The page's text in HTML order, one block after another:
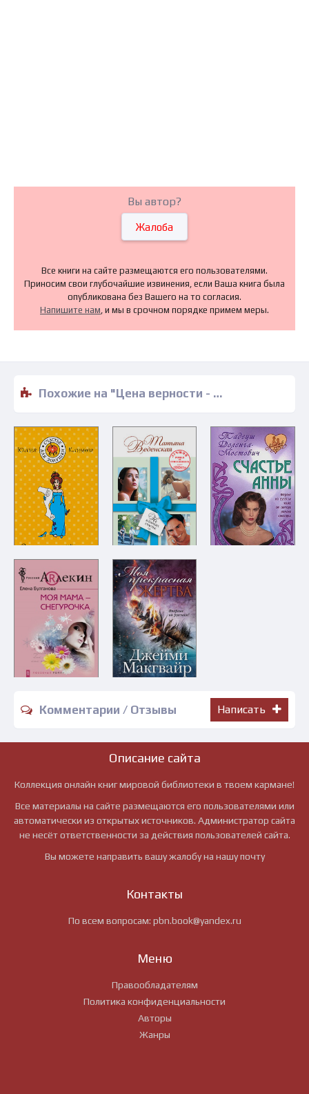
Вы автор?
Жалоба
Все книги на сайте размещаются его пользователями.
Приносим свои глубочайшие извинения, если Ваша книга была
опубликована без Вашего на то согласия.
Напишите нам , и мы в срочном порядке примем меры.
Похожие на "Цена верности - Дария Россо" книги читать бесплатно полные версии
Комментарии / Отзывы Написать
Описание сайта
Коллекция онлайн книг мировой библиотеки в твоем кармане!
Все материалы на сайте размещаются его пользователями или
автоматически из открытых источников. Администратор сайта
не несёт ответственности за действия пользователей сайта.
Вы можете направить вашу жалобу на нашу почту
Контакты
По всем вопросам: pbn.book@yandex.ru
Меню
Правообладателям
Политика конфиденциальности
Авторы
Жанры